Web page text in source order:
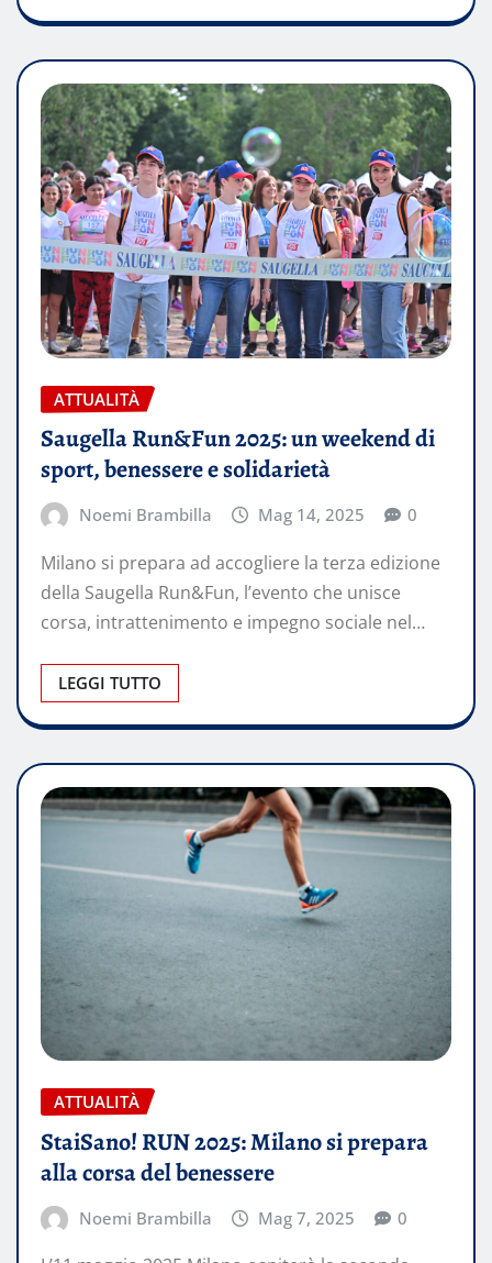
ATTUALITÀ
Saugella Run&Fun 2025: un weekend di
sport, benessere e solidarietà
Noemi Brambilla Mag 14, 2025 0
Milano si prepara ad accogliere la terza edizione
della Saugella Run&Fun, l’evento che unisce
corsa, intrattenimento e impegno sociale nel…
LEGGI TUTTO
ATTUALITÀ
StaiSano! RUN 2025: Milano si prepara
alla corsa del benessere
Noemi Brambilla Mag 7, 2025 0